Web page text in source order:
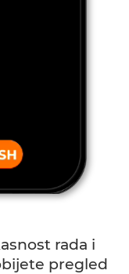
rada i
pregled